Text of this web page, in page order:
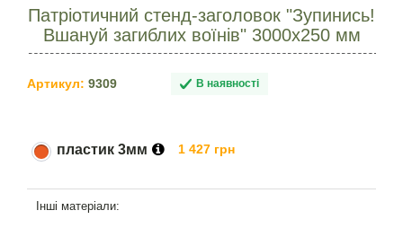
Патріотичний стенд-заголовок "Зупинись!
Вшануй загиблих воїнів" 3000х250 мм
Артикул: 9309 В наявності
пластик 3мм 1 427 грн